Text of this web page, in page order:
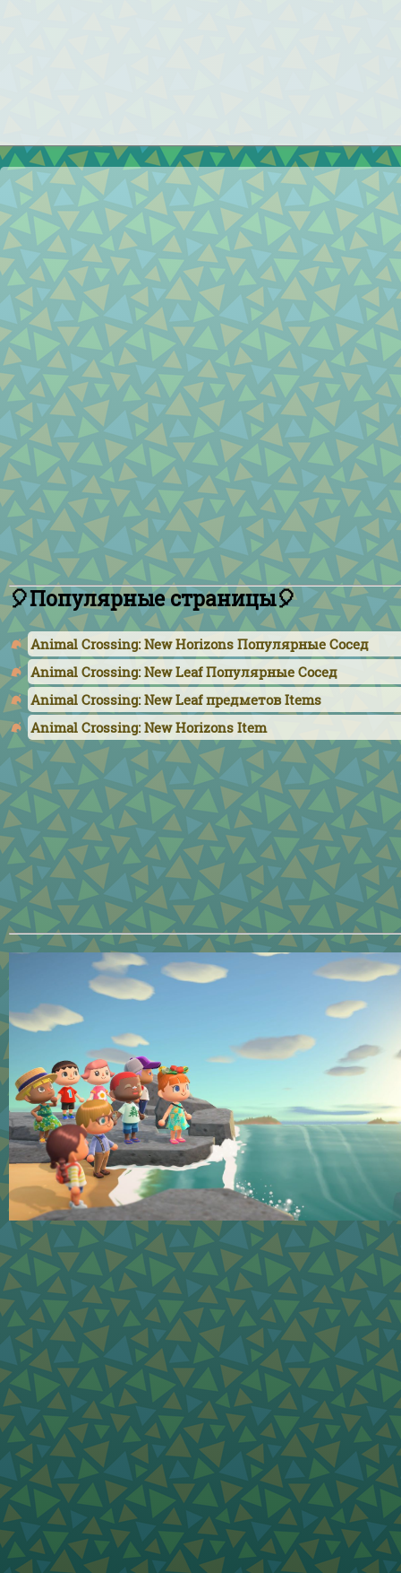
🎈Популярные страницы🎈
Animal Crossing: New Horizons Популярные Сосед
Animal Crossing: New Leaf Популярные Сосед
Animal Crossing: New Leaf предметов Items
Animal Crossing: New Horizons Item